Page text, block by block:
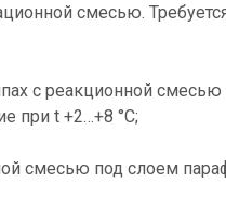
смесью.
с реакционной смесью
при t +2…+8 °С;
смесью под слоем